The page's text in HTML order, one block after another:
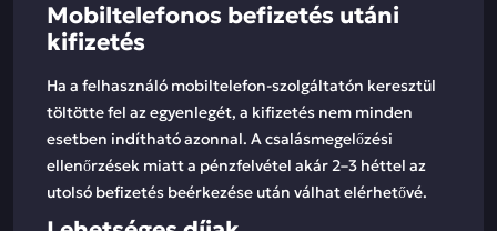
Mobiltelefonos befizetés utáni
kifizetés
Ha a felhasználó mobiltelefon-szolgáltatón keresztül
töltötte fel az egyenlegét, a kifizetés nem minden
esetben indítható azonnal. A csalásmegelőzési
ellenőrzések miatt a pénzfelvétel akár 2–3 héttel az
utolsó befizetés beérkezése után válhat elérhetővé.